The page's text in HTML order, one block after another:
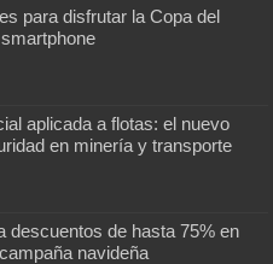
para disfrutar la Copa del
aplicada a flotas: el nuevo
en minería y transporte
descuentos de hasta 75% en
navideña